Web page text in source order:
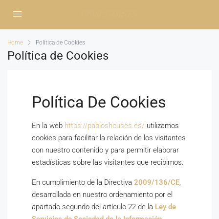
Home Política de Cookies
Política de Cookies
Política De Cookies
En la web https://pabloshouses.es/ utilizamos
cookies para facilitar la relación de los visitantes
con nuestro contenido y para permitir elaborar
estadísticas sobre las visitantes que recibimos.
En cumplimiento de la Directiva 2009/136/CE,
desarrollada en nuestro ordenamiento por el
apartado segundo del artículo 22 de la Ley de